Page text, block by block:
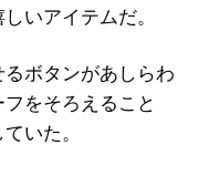
いアイテムだ。
ボタンがあしらわ
をそろえること
いた。